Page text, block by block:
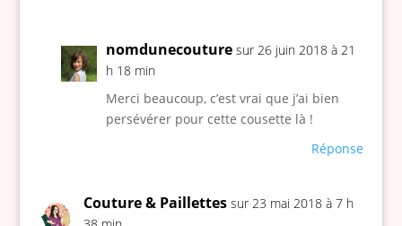
nomdunecouture sur 26 juin 2018 à 21
h 18 min
Merci beaucoup, c’est vrai que j’ai bien
persévérer pour cette cousette là !
Réponse
Couture & Paillettes sur 23 mai 2018 à 7 h